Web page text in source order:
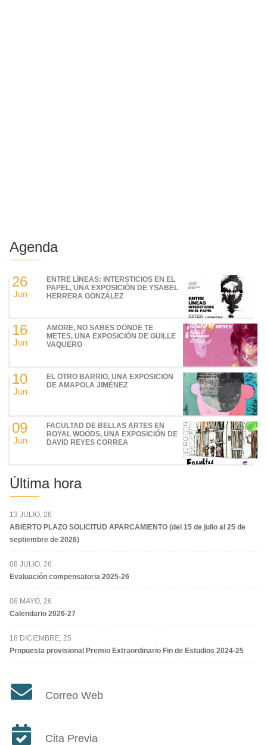
Agenda
26
Jun
ENTRE LÍNEAS: INTERSTICIOS EN EL
PAPEL, UNA EXPOSICIÓN DE YSABEL
HERRERA GONZÁLEZ
16
Jun
AMORE, NO SABES DÓNDE TE
METES, UNA EXPOSICIÓN DE GUILLE
VAQUERO
10
Jun
EL OTRO BARRIO, UNA EXPOSICIÓN
DE AMAPOLA JIMÉNEZ
09
Jun
FACULTAD DE BELLAS ARTES EN
ROYAL WOODS, UNA EXPOSICIÓN DE
DAVID REYES CORREA
Última hora
13 JULIO, 26
ABIERTO PLAZO SOLICITUD APARCAMIENTO (del 15 de julio al 25 de
septiembre de 2026)
08 JULIO, 26
Evaluación compensatoria 2025-26
06 MAYO, 26
Calendario 2026-27
18 DICIEMBRE, 25
Propuesta provisional Premio Extraordinario Fin de Estudios 2024-25
Correo Web
Cita Previa